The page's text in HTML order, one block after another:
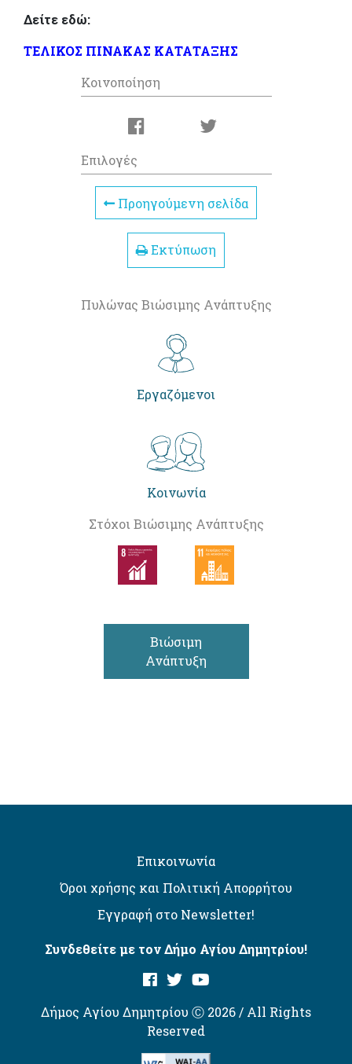
Δείτε εδώ:
ΤΕΛΙΚΟΣ ΠΙΝΑΚΑΣ ΚΑΤΑΤΑΞΗΣ
Κοινοποίηση
Επιλογές
Προηγούμενη σελίδα
Εκτύπωση
Πυλώνας Βιώσιμης Ανάπτυξης
Εργαζόμενοι
Κοινωνία
Στόχοι Βιώσιμης Ανάπτυξης
Βιώσιμη
Ανάπτυξη
Επικοινωνία
Όροι χρήσης και Πολιτική Απορρήτου
Εγγραφή στο Newsletter!
Συνδεθείτε με τον Δήμο Αγίου Δημητρίου!
Δήμος Αγίου Δημητρίου Ⓒ 2026 / All Rights
Reserved